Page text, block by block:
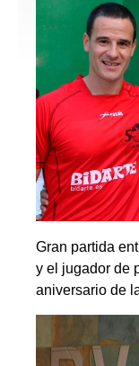
Gran partida
y el jugador de
aniversario de